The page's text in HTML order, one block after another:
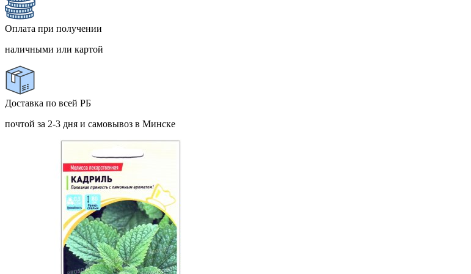
Оплата при получении
наличными или картой
Доставка по всей РБ
почтой за 2-3 дня и самовывоз в Минске